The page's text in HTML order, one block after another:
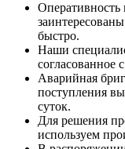
быстро.
Наши
согласованное
Аварийная
поступления
суток.
Для решения
используем